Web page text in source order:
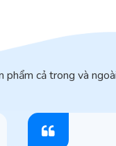
phẩm cả trong và